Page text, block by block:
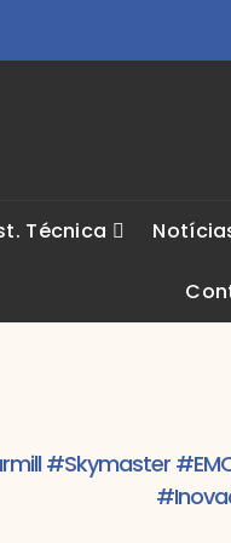
Técnica
#Skymaster